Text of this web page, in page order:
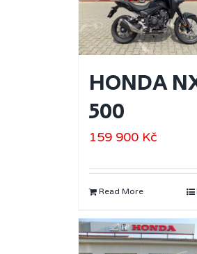
HONDA
500
159 900 Kč
Read More